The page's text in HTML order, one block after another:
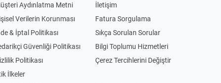
Aydınlatma Metni
Verilerin Korunması
& İptal Politikası
Güvenliği Politikası
Politikası
İlkeler
İletişim
Fatura Sorgulama
Sıkça Sorulan Sorular
Bilgi Toplumu Hizmetleri
Çerez Tercihlerini Değiştir